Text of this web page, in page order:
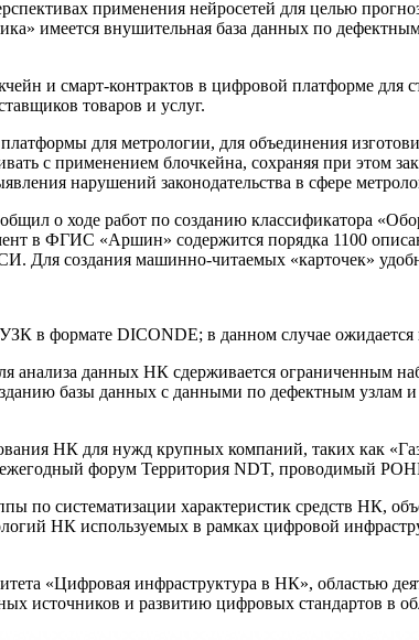
применения нейросетей для целью
имеется внушительная база данных по
и смарт-контрактов в цифровой платформе
товаров и услуг.
для метрологии, для объединения
с применением блочкейна, сохраняя при
нарушений законодательства в сфере
о ходе работ по созданию классификатора
в ФГИС «Аршин» содержится порядка 1100
Для создания машинно-читаемых «карточек»
в формате DICONDE; в данном случае
анализа данных НК сдерживается ограниченным
базы данных с данными по дефектным узлам и
НК для нужд крупных компаний, таких как
ежегодный форум Территория NDT, проводимый
по систематизации характеристик средств НК,
НК используемых в рамках цифровой
«Цифровая инфраструктура в НК», областью
источников и развитию цифровых стандартов в